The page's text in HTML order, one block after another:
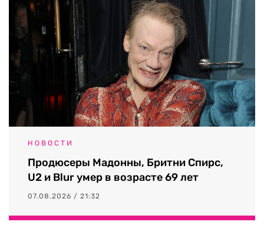
НОВОСТИ
Продюсеры Мадонны, Бритни Спирс,
U2 и Blur умер в возрасте 69 лет
07.08.2026 / 21:32